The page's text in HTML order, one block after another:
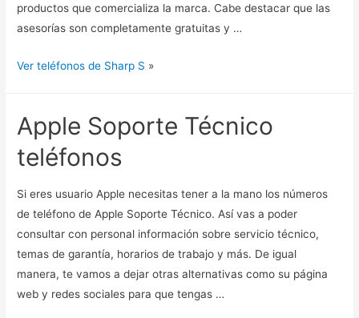
productos que comercializa la marca. Cabe destacar que las
asesorías son completamente gratuitas y …
Ver teléfonos de Sharp S »
Apple Soporte Técnico
teléfonos
Si eres usuario Apple necesitas tener a la mano los números
de teléfono de Apple Soporte Técnico. Así vas a poder
consultar con personal información sobre servicio técnico,
temas de garantía, horarios de trabajo y más. De igual
manera, te vamos a dejar otras alternativas como su página
web y redes sociales para que tengas …